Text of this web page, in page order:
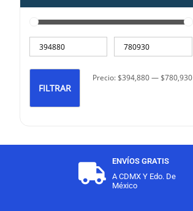
FILTRAR
Precio:$394,880—$780,930
ENVÍOS GRATIS
A CDMX Y Edo. De
México